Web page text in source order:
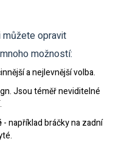
opravit
možností:
a nejlevnější volba.
Jsou téměř neviditelné
- například bráčky na zadní